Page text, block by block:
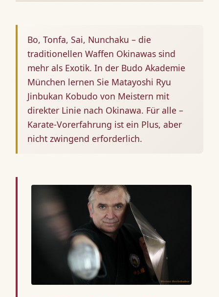
Bo, Tonfa, Sai, Nunchaku – die
traditionellen Waffen Okinawas sind
mehr als Exotik. In der Budo Akademie
München lernen Sie Matayoshi Ryu
Jinbukan Kobudo von Meistern mit
direkter Linie nach Okinawa. Für alle –
Karate-Vorerfahrung ist ein Plus, aber
nicht zwingend erforderlich.